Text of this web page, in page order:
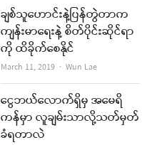
ချစ်သူဟောင်းနဲ့ပြန်တွဲတာက
ကျန်းမာရေးနဲ့ စိတ်ပိုင်းဆိုင်ရာ
ကို ထိခိုက်စေနိုင်
March 11, 2019 Author
Wun Lae
ငွေဘယ်လောက်ရှိမှ အမေရိ
ကန်မှာ လူချမ်းသာလို့သတ်မှတ်
ခံရတာလဲ